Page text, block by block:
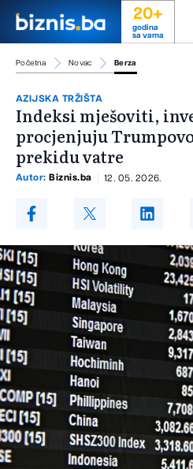
20+
godina
sa vama
Početna Novac Berza
AZIJSKA TRŽIŠTA
Indeksi mješoviti,
procjenjuju
prekidu vatre
Autor: Biznis.ba 12. 05. 2026.